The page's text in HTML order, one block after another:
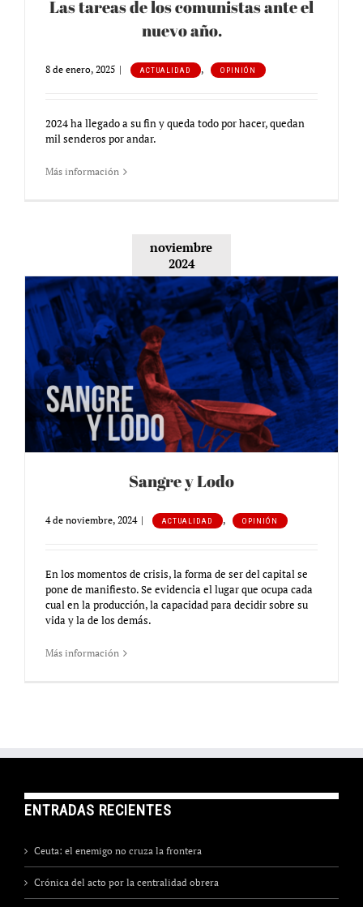
Las tareas de los comunistas ante el
nuevo año.
8 de enero, 2025 | ACTUALIDAD , OPINIÓN
2024 ha llegado a su fin y queda todo por hacer, quedan
mil senderos por andar.
Más información
noviembre
2024
Sangre y Lodo
4 de noviembre, 2024 | ACTUALIDAD , OPINIÓN
En los momentos de crisis, la forma de ser del capital se
pone de manifiesto. Se evidencia el lugar que ocupa cada
cual en la producción, la capacidad para decidir sobre su
vida y la de los demás.
Más información
ENTRADAS RECIENTES
Ceuta: el enemigo no cruza la frontera
Crónica del acto por la centralidad obrera